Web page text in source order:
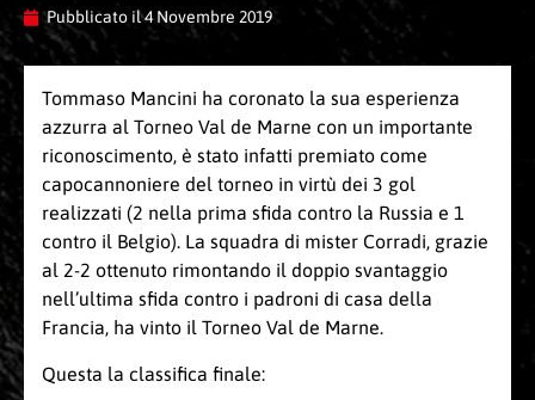
Pubblicato il4 Novembre 2019
Tommaso Mancini ha coronato la sua esperienza
azzurra al Torneo Val de Marne con un importante
riconoscimento, è stato infatti premiato come
capocannoniere del torneo in virtù dei 3 gol
realizzati (2 nella prima sfida contro la Russia e 1
contro il Belgio). La squadra di mister Corradi, grazie
al 2-2 ottenuto rimontando il doppio svantaggio
nell’ultima sfida contro i padroni di casa della
Francia, ha vinto il Torneo Val de Marne.
Questa la classifica finale: